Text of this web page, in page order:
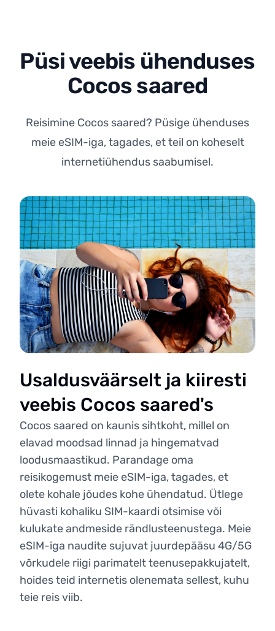
Püsi veebis ühenduses
Cocos saared
Reisimine Cocos saared? Püsige ühenduses
meie eSIM-iga, tagades, et teil on koheselt
internetiühendus saabumisel.
Usaldusväärselt ja kiiresti
veebis Cocos saared's
Cocos saared on kaunis sihtkoht, millel on
elavad moodsad linnad ja hingematvad
loodusmaastikud. Parandage oma
reisikogemust meie eSIM-iga, tagades, et
olete kohale jõudes kohe ühendatud. Ütlege
hüvasti kohaliku SIM-kaardi otsimise või
kulukate andmeside rändlusteenustega. Meie
eSIM-iga naudite sujuvat juurdepääsu 4G/5G
võrkudele riigi parimatelt teenusepakkujatelt,
hoides teid internetis olenemata sellest, kuhu
teie reis viib.